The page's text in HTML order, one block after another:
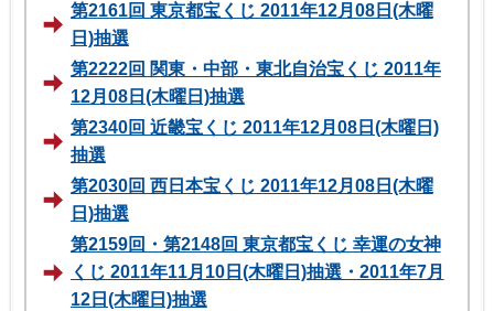
第2161回 東京都宝くじ 2011年12月08日(木曜
日)抽選
第2222回 関東・中部・東北自治宝くじ 2011年
12月08日(木曜日)抽選
第2340回 近畿宝くじ 2011年12月08日(木曜日)
抽選
第2030回 西日本宝くじ 2011年12月08日(木曜
日)抽選
第2159回・第2148回 東京都宝くじ 幸運の女神
くじ 2011年11月10日(木曜日)抽選・2011年7月
12日(木曜日)抽選